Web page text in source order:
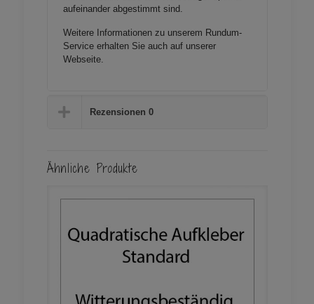
aufeinander abgestimmt sind.
Weitere Informationen zu unserem Rundum-
Service erhalten Sie auch auf unserer
Webseite.
Rezensionen 0
Ähnliche Produkte